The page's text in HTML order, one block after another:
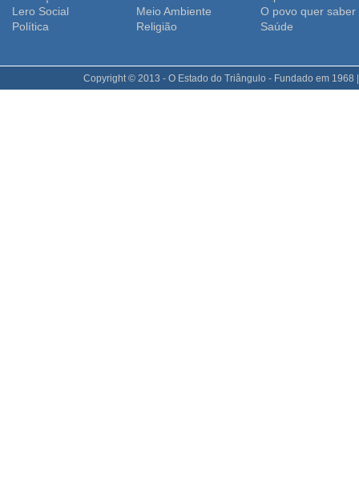
Lero Social
Meio Ambiente
O povo quer saber
Polí­tica
Religião Saúde
Copyright © 2013 - O Estado do Triângulo - Fundado em